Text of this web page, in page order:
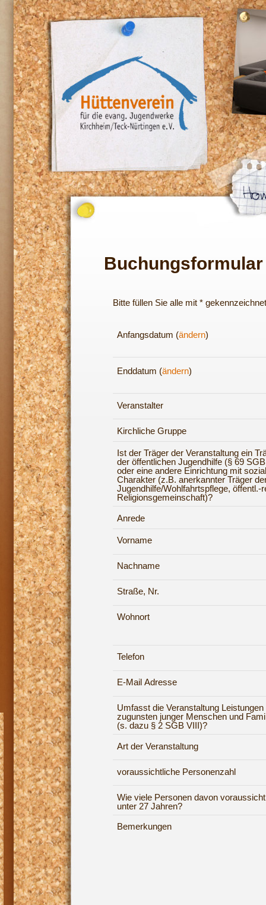
Buchungsformular
Bitte füllen Sie alle mit *
Anfangsdatum (ändern)
Enddatum (ändern)
Veranstalter
Kirchliche Gruppe
Ist der Träger der Veranstaltung ein
der öffentlichen Jugendhilfe (§ 69
oder eine andere Einrichtung mit
Charakter (z.B. anerkannter Träger
Jugendhilfe/Wohlfahrtspflege, öffentl.-
Religionsgemeinschaft)?
Anrede
Vorname
Nachname
Straße, Nr.
Wohnort
Telefon
E-Mail Adresse
Umfasst die Veranstaltung Leistungen
zugunsten junger Menschen und
(s. dazu § 2 SGB VIII)?
Art der Veranstaltung
voraussichtliche Personenzahl
Wie viele Personen davon
unter 27 Jahren?
Bemerkungen